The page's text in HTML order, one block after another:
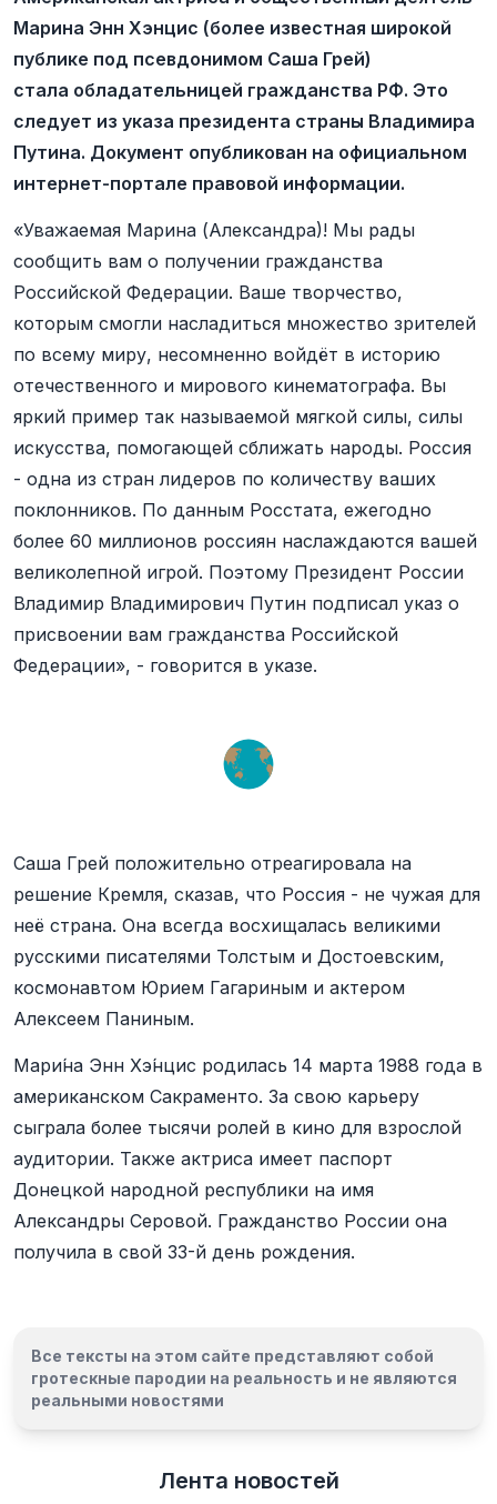
Марина Энн Хэнцис (более известная широкой
публике под псевдонимом Саша Грей)
стала обладательницей гражданства РФ. Это
следует из указа президента страны Владимира
Путина. Документ опубликован на официальном
интернет-портале правовой информации.
«Уважаемая Марина (Александра)! Мы рады
сообщить вам о получении гражданства
Российской Федерации. Ваше творчество,
которым смогли насладиться множество зрителей
по всему миру, несомненно войдёт в историю
отечественного и мирового кинематографа. Вы
яркий пример так называемой мягкой силы, силы
искусства, помогающей сближать народы. Россия
- одна из стран лидеров по количеству ваших
поклонников. По данным Росстата, ежегодно
более 60 миллионов россиян наслаждаются вашей
великолепной игрой. Поэтому Президент России
Владимир Владимирович Путин подписал указ о
присвоении вам гражданства Российской
Федерации», - говорится в указе.
Саша Грей положительно отреагировала на
решение Кремля, сказав, что Россия - не чужая для
неё страна. Она всегда восхищалась великими
русскими писателями Толстым и Достоевским,
космонавтом Юрием Гагариным и актером
Алексеем Паниным.
Мари́на Энн Хэ́нцис родилась 14 марта 1988 года в
американском Сакраменто. За свою карьеру
сыграла более тысячи ролей в кино для взрослой
аудитории. Также актриса имеет паспорт
Донецкой народной республики на имя
Александры Серовой. Гражданство России она
получила в свой 33-й день рождения.
Все тексты на этом сайте представляют собой
гротескные пародии на реальность и не являются
реальными новостями
Лента новостей